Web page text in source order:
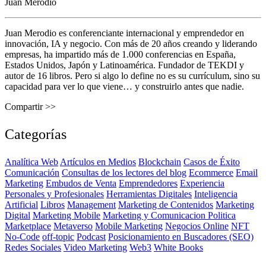
Juan Merodio es conferenciante internacional y emprendedor en
innovación, IA y negocio. Con más de 20 años creando y liderando
empresas, ha impartido más de 1.000 conferencias en España,
Estados Unidos, Japón y Latinoamérica. Fundador de TEKDI y
autor de 16 libros. Pero si algo lo define no es su currículum, sino su
capacidad para ver lo que viene… y construirlo antes que nadie.
Compartir >>
Categorías
Analítica Web Artículos en Medios Blockchain Casos de Éxito
Comunicación Consultas de los lectores del blog Ecommerce Email
Marketing Embudos de Venta Emprendedores Experiencia
Personales y Profesionales Herramientas Digitales Inteligencia
Artificial Libros Management Marketing de Contenidos Marketing
Digital Marketing Mobile Marketing y Comunicacion Politica
Marketplace Metaverso Mobile Marketing Negocios Online NFT
No-Code off-topic Podcast Posicionamiento en Buscadores (SEO)
Redes Sociales Video Marketing Web3 White Books